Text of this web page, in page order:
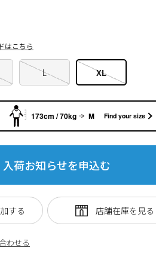
L XL
はこちら
入荷お知らせを申込む
わせる
する
173cm / 70kg M Find your size